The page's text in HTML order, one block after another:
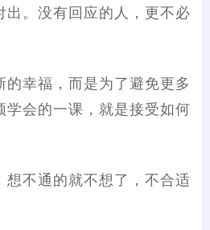
出。没有回应的人，更不必
幸福，而是为了避免更多
学会的一课，就是接受如何
想不通的就不想了，不合适